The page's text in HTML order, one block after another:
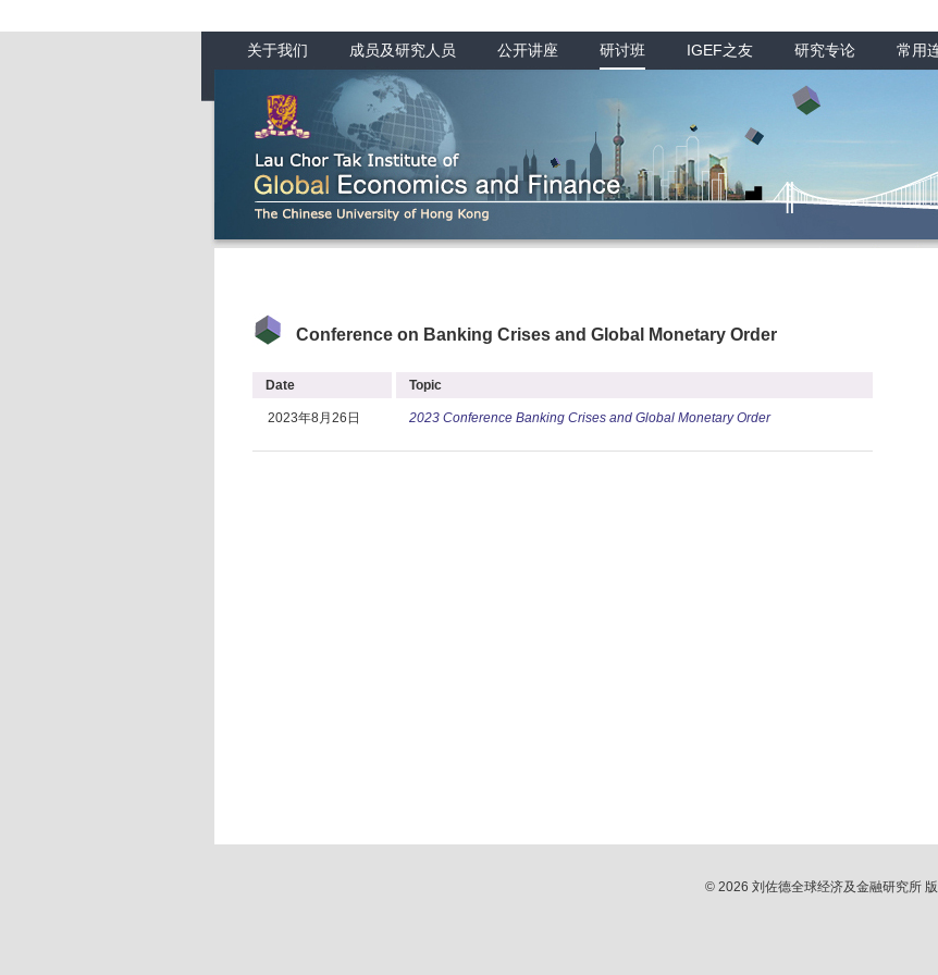
关于我们 成员及研究人员 公开讲座 研讨班 IGEF之友 研究专论 常用
Conference on Banking Crises and Global Monetary Order
Date Topic
2023年8月26日 2023 Conference Banking Crises and Global Monetary Order
© 2026 刘佐德全球经济及金融研究所